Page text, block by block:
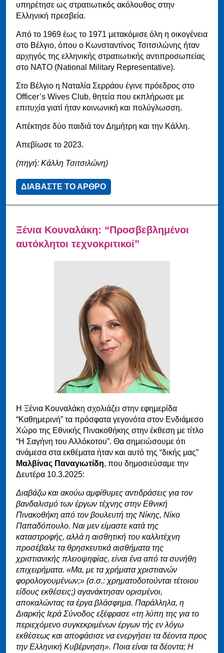
υπηρέτησε ως στρατιωτικός ακόλουθος στην
Ελληνική πρεσβεία.
Από το 1969 έως το 1971 μετακόμισε όλη η οικογένεια
στο Βέλγιο, όπου ο Κωνσταντίνος Τσιτσιλώνης ήταν
αρχηγός της ελληνικής στρατιωτικής αντιπροσωπείας
στο ΝΑΤΟ (National Military Representative).
Στο Βέλγιο η Ναταλία Σερράου έγινε πρόεδρος στο
Officer’s Wives Club, θητεία που εκπλήρωσε με
επιτυχία γιατί ήταν κοινωνική και πολύγλωσση.
Απέκτησε δύο παιδιά τον Δημήτρη και την Κάλλη.
Απεβίωσε το 2023.
(πηγή: Κάλλη Τσιτσιλώνη)
ΔΙΑΒΑΣΤΕ ΤΟ ΑΡΘΡΟ
Ξένια Κουναλάκη: “Προσβεβλημένοι
αυτόκλητοι τεχνοκριτικοί”
Η Ξένια Κουναλάκη σχολιάζει στην εφημερίδα
“Καθημερινή” τα πρόσφατα γεγονότα στον Ενδιάμεσο
Χώρο της Εθνικής Πινακοθήκης στην έκθεση με τίτλο
“Η Σαγήνη του Αλλόκοτου”. Θα σημειώσουμε ότι
ανάμεσα στα εκθέματα ήταν και αυτό της “δικής μας”
Μαλβίνας Παναγιωτίδη, που δημοσιεύσαμε την
Δευτέρα 10.3.2025:
Διαβάζω και ακούω αμφίθυμες αντιδράσεις για τον
βανδαλισμό των έργων τέχνης στην Εθνική
Πινακοθήκη από τον βουλευτή της Νίκης, Νίκο
Παπαδόπουλο. Ναι μεν είμαστε κατά της
καταστροφής, αλλά η αισθητική του καλλιτέχνη
προσέβαλε τα θρησκευτικά αισθήματα της
χριστιανικής πλειοψηφίας, είναι ένα από τα συνήθη
επιχειρήματα. «Μα, με τα χρήματα χριστιανών
φορολογουμένων;» (σ.σ.: χρηματοδοτούνται τέτοιου
είδους εκθέσεις;) αγανάκτησαν ορισμένοι,
αποκαλώντας τα έργα βλάσφημα. Παράλληλα, η
Διαρκής Ιερά Σύνοδος εξέφρασε «τη λύπη της για το
περιεχόμενο συγκεκριμένων έργων τής εν λόγω
εκθέσεως και αποφάσισε να ενεργήσει τα δέοντα προς
την Ελληνική Κυβέρνηση». Ποια είναι τα δέοντα; Η